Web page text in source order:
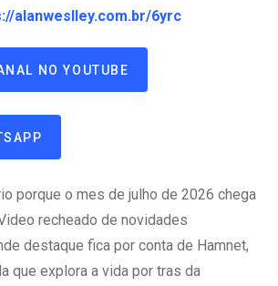
alanweslley.com.br/6yrc
NO YOUTUBE
porque o mes de julho de 2026 chega
recheado de novidades
destaque fica por conta de Hamnet,
que explora a vida por tras da